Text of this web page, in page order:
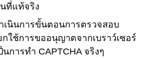
ที่แท้จริง
เนินการขั้นตอนการตรวจสอบ
กใช้การขออนุญาตจากเบราว์เซอร์
การทำ CAPTCHA จริงๆ